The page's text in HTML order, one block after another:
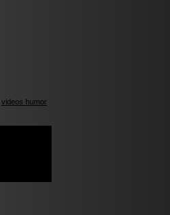
videos humor